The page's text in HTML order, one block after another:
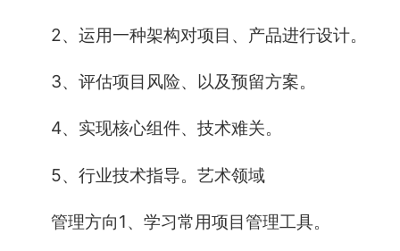
2、运用一种架构对项目、产品进行设计。
3、评估项目风险、以及预留方案。
4、实现核心组件、技术难关。
5、行业技术指导。艺术领域
管理方向1、学习常用项目管理工具。